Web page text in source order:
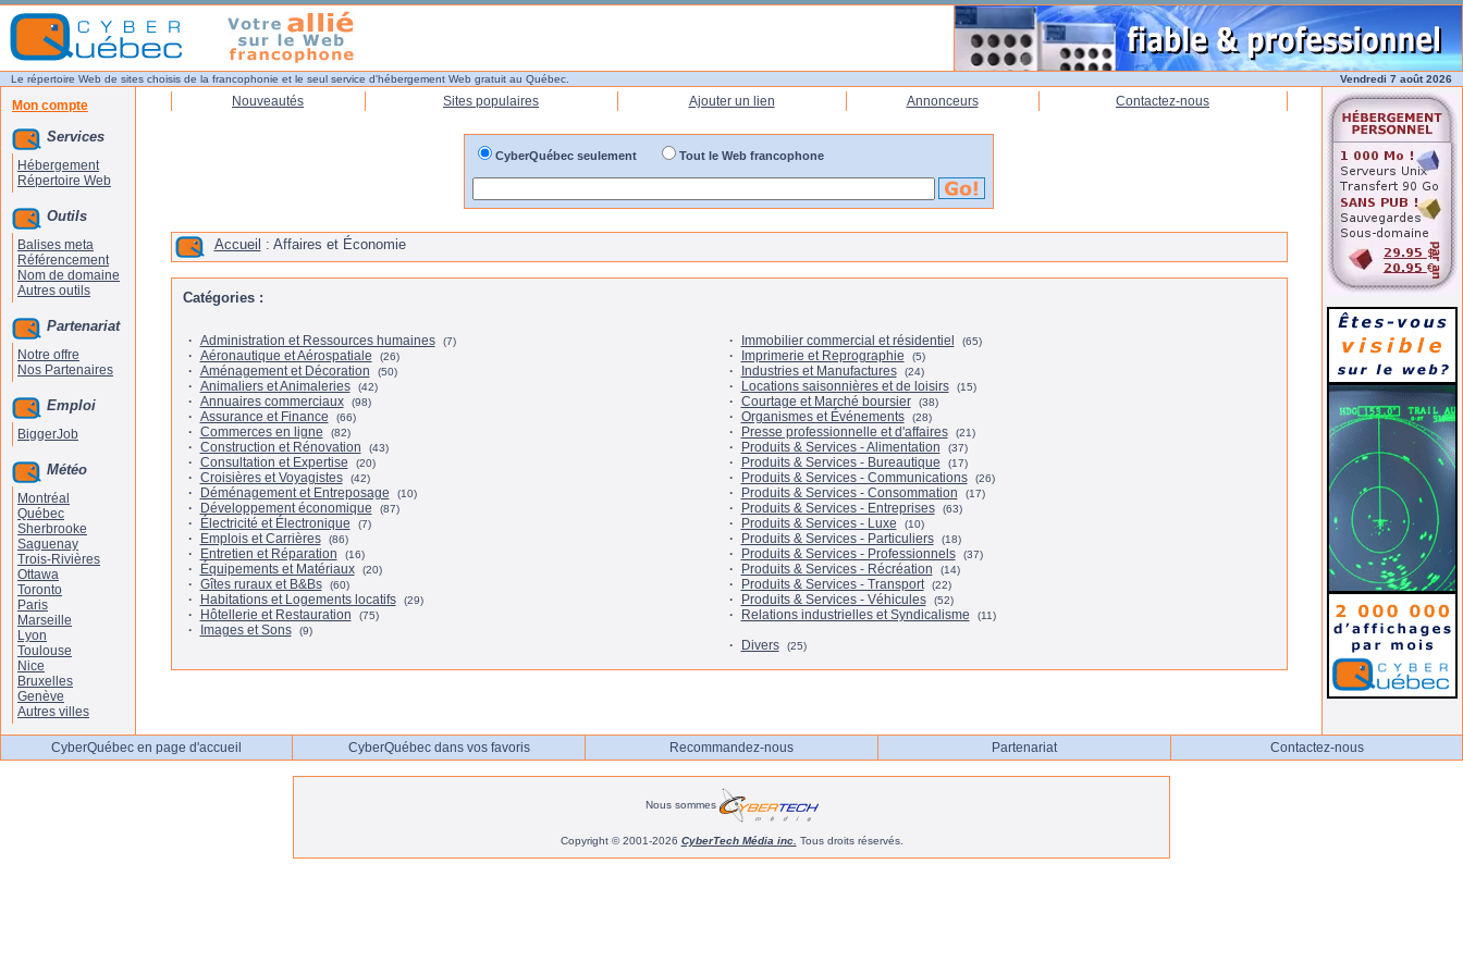
Le répertoire Web de sites choisis de la francophonie et le seul service d'hébergement Web gratuit au Québec. Vendredi 7 août 2026
Mon compte
Services
Hébergement
Répertoire Web
Outils
Balises meta
Référencement
Nom de domaine
Autres outils
Partenariat
Notre offre
Nos Partenaires
Emploi
BiggerJob
Météo
Montréal
Québec
Sherbrooke
Saguenay
Trois-Rivières
Ottawa
Toronto
Paris
Marseille
Lyon
Toulouse
Nice
Bruxelles
Genève
Autres villes
Nouveautés Sites populaires Ajouter un lien Annonceurs Contactez-nous
CyberQuébec seulement Tout le Web francophone
Accueil : Affaires et Économie
Catégories :
· Administration et Ressources humaines (7)
· Aéronautique et Aérospatiale (26)
· Aménagement et Décoration (50)
· Animaliers et Animaleries (42)
· Annuaires commerciaux (98)
· Assurance et Finance (66)
· Commerces en ligne (82)
· Construction et Rénovation (43)
· Consultation et Expertise (20)
· Croisières et Voyagistes (42)
· Déménagement et Entreposage (10)
· Développement économique (87)
· Électricité et Électronique (7)
· Emplois et Carrières (86)
· Entretien et Réparation (16)
· Équipements et Matériaux (20)
· Gîtes ruraux et B&Bs (60)
· Habitations et Logements locatifs (29)
· Hôtellerie et Restauration (75)
· Images et Sons (9)
· Immobilier commercial et résidentiel (65)
· Imprimerie et Reprographie (5)
· Industries et Manufactures (24)
· Locations saisonnières et de loisirs (15)
· Courtage et Marché boursier (38)
· Organismes et Événements (28)
· Presse professionnelle et d'affaires (21)
· Produits & Services - Alimentation (37)
· Produits & Services - Bureautique (17)
· Produits & Services - Communications (26)
· Produits & Services - Consommation (17)
· Produits & Services - Entreprises (63)
· Produits & Services - Luxe (10)
· Produits & Services - Particuliers (18)
· Produits & Services - Professionnels (37)
· Produits & Services - Récréation (14)
· Produits & Services - Transport (22)
· Produits & Services - Véhicules (52)
· Relations industrielles et Syndicalisme (11)
· Divers (25)
CyberQuébec en page d'accueil CyberQuébec dans vos favoris Recommandez-nous Partenariat Contactez-nous
Nous sommes
Copyright © 2001-2026 CyberTech Média inc. Tous droits réservés.